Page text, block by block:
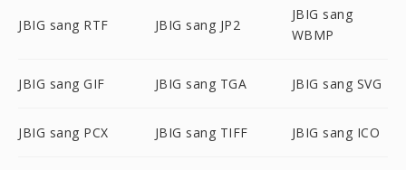
JBIG sang RTF JBIG sang JP2
JBIG sang
WBMP
JBIG sang GIF JBIG sang TGA JBIG sang SVG
JBIG sang PCX JBIG sang TIFF JBIG sang ICO